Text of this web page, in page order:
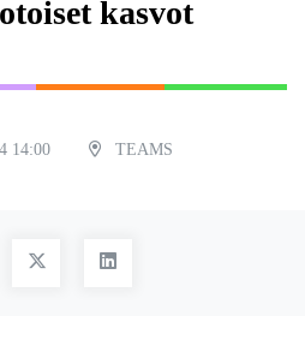
kasvot
14:00 TEAMS